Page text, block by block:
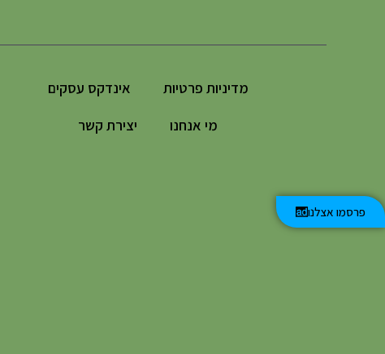
פרסמו אצלנו
מדיניות פרטיות
אינדקס עסקים
מי אנחנו
יצירת קשר